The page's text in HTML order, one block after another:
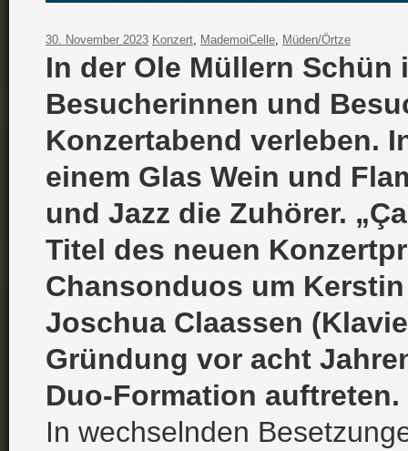
30. November 2023 Konzert, MademoiCelle, Müden/Örtze
In der Ole Müllern
Besucherinnen und
Konzertabend verleben.
einem Glas Wein und
und Jazz die Zuhörer.
Titel des neuen
Chansonduos um
Joschua Claassen
Gründung vor acht
Duo-Formation auftreten.
In wechselnden